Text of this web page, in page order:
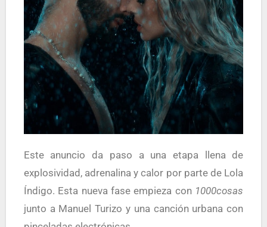
Este anuncio da paso a una etapa llena de
explosividad, adrenalina y calor por parte de Lola
Índigo. Esta nueva fase empieza con 1000cosas
junto a Manuel Turizo y una canción urbana con